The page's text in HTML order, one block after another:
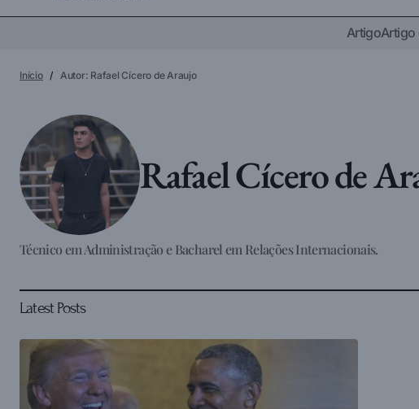
ArtigoArtigo
Início Autor: Rafael Cícero de Araujo
Rafael Cícero de
Técnico em Administração e Bacharel em Relações Internacionais.
Latest Posts